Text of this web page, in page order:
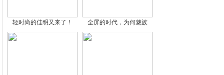
轻时尚的佳明又来了！ 全屏的时代，为何魅族